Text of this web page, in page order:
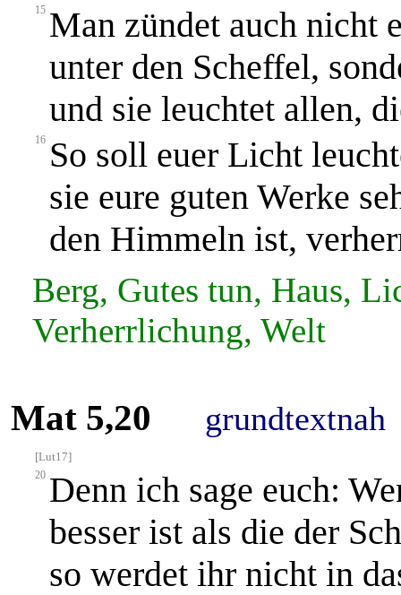
15 Man zündet auch nicht
unter den Scheffel,
und sie leuchtet allen,
16 So soll euer Licht
sie eure guten Werke
den Himmeln ist,
Berg, Gutes tun, Haus,
Verherrlichung, Welt
Mat 5,20 grundtextnah
[Lut17]
20 Denn ich sage euch:
besser ist als die der
so werdet ihr nicht in